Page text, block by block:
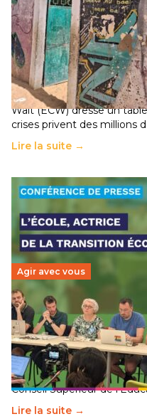
258 millions d’enfants
chocs climatiques et
population
11 juillet 2026- National
Un nouveau rapport
Wait (ECW) dresse un
crises privent des millions
Lire la suite →
Agir avec vous
Transition écologique
Éducation fait bouger
30 juin 2026-National
Pendant plusieurs mois,
travaillé sur la transition
Conseil Supérieur de
Lire la suite →